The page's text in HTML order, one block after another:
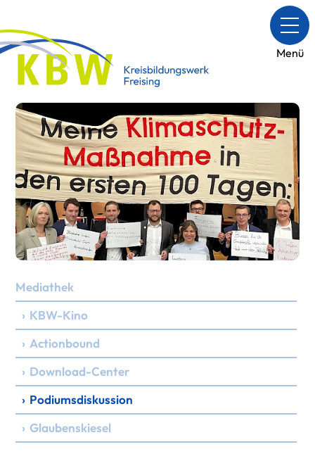
Menü
Mediathek
› KBW-Kino
› Actionbound
› Download-Center
› Podiumsdiskussion
› Glaubenskiesel